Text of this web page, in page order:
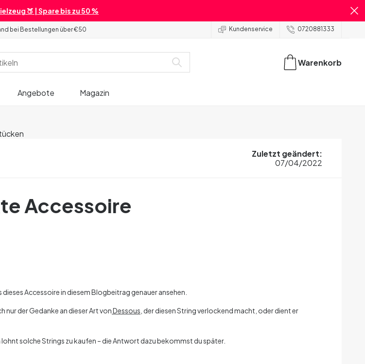
🍑 | Spare bis zu 50 %
bei Bestellungen über €50 Kundenservice 0720881333
Angebote Magazin
Warenkorb
Zuletzt geändert:
07/04/2022
Accessoire
Accessoire in diesem Blogbeitrag genauer ansehen.
nur der Gedanke an dieser Art vonDessous , der diesen String verlockend macht, oder dient er
solche Strings zu kaufen – die Antwort dazu bekommst du später.